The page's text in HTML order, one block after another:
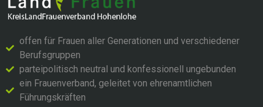
offen für Frauen aller Generationen und verschiedener
Berufsgruppen
parteipolitisch neutral und konfessionell ungebunden
ein Frauenverband, geleitet von ehrenamtlichen
Führungskräften